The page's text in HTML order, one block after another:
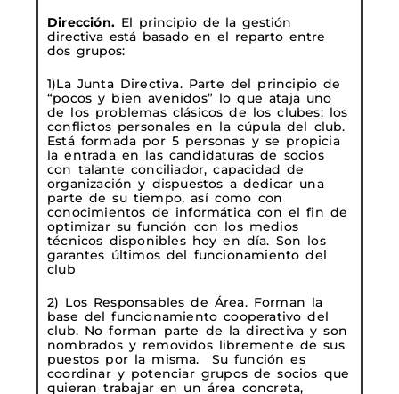
Dirección. El principio de la gestión
directiva está basado en el reparto entre
dos grupos:
1)La Junta Directiva. Parte del principio de
“pocos y bien avenidos” lo que ataja uno
de los problemas clásicos de los clubes: los
conflictos personales en la cúpula del club.
Está formada por 5 personas y se propicia
la entrada en las candidaturas de socios
con talante conciliador, capacidad de
organización y dispuestos a dedicar una
parte de su tiempo, así como con
conocimientos de informática con el fin de
optimizar su función con los medios
técnicos disponibles hoy en día. Son los
garantes últimos del funcionamiento del
club
2) Los Responsables de Área. Forman la
base del funcionamiento cooperativo del
club. No forman parte de la directiva y son
nombrados y removidos libremente de sus
puestos por la misma. Su función es
coordinar y potenciar grupos de socios que
quieran trabajar en un área concreta,